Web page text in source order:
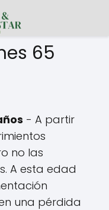
65
- A partir
no las
A esta edad
una pérdida